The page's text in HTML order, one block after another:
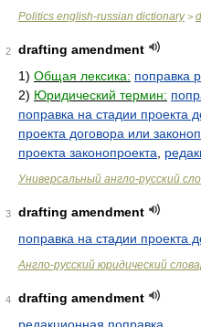
Politics english-russian dictionary>
2
drafting amendment
1) Общая лексика: поправка
2) Юридический термин:
поправка на стадии проекта
проекта договора или
проекта законопроекта
Универсальный англо-русский
3
drafting amendment
поправка на стадии проекта
Англо-русский юридический
4
drafting amendment